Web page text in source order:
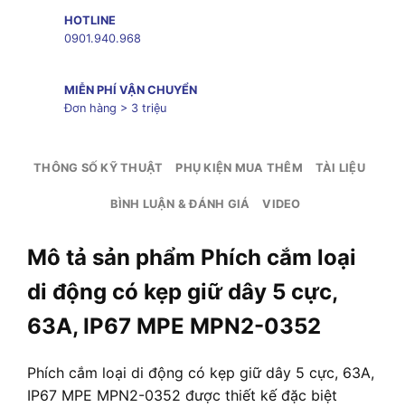
HOTLINE
0901.940.968
MIỄN PHÍ VẬN CHUYỂN
Đơn hàng > 3 triệu
THÔNG SỐ KỸ THUẬT PHỤ KIỆN MUA THÊM TÀI LIỆU
BÌNH LUẬN & ĐÁNH GIÁ VIDEO
Mô tả sản phẩm Phích cắm loại
di động có kẹp giữ dây 5 cực,
63A, IP67 MPE MPN2-0352
Phích cắm loại di động có kẹp giữ dây 5 cực, 63A,
IP67 MPE MPN2-0352 được thiết kế đặc biệt